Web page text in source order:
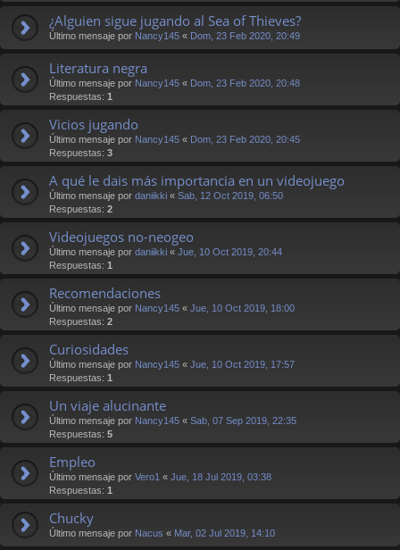
¿Alguien sigue jugando al Sea of Thieves?
Último mensaje por Nancy145 « Dom, 23 Feb 2020, 20:49
Literatura negra
Último mensaje por Nancy145 « Dom, 23 Feb 2020, 20:48
Respuestas: 1
Vicios jugando
Último mensaje por Nancy145 « Dom, 23 Feb 2020, 20:45
Respuestas: 3
A qué le dais más importancia en un videojuego
Último mensaje por daniikki « Sab, 12 Oct 2019, 06:50
Respuestas: 2
Videojuegos no-neogeo
Último mensaje por daniikki « Jue, 10 Oct 2019, 20:44
Respuestas: 1
Recomendaciones
Último mensaje por Nancy145 « Jue, 10 Oct 2019, 18:00
Respuestas: 2
Curiosidades
Último mensaje por Nancy145 « Jue, 10 Oct 2019, 17:57
Respuestas: 1
Un viaje alucinante
Último mensaje por Nancy145 « Sab, 07 Sep 2019, 22:35
Respuestas: 5
Empleo
Último mensaje por Vero1 « Jue, 18 Jul 2019, 03:38
Respuestas: 1
Chucky
Último mensaje por Nacus « Mar, 02 Jul 2019, 14:10